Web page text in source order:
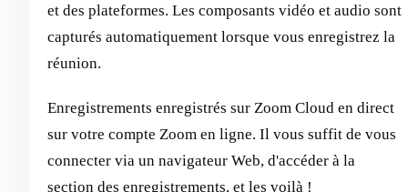
et des plateformes. Les composants vidéo et audio sont
capturés automatiquement lorsque vous enregistrez la
réunion.
Enregistrements enregistrés sur Zoom Cloud en direct
sur votre compte Zoom en ligne. Il vous suffit de vous
connecter via un navigateur Web, d'accéder à la
section des enregistrements, et les voilà !